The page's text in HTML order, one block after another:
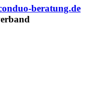
beratung.de